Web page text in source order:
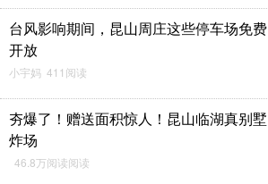
台风影响期间，昆山周庄这些停车场免费
开放
小宇妈 411阅读
夯爆了！赠送面积惊人！昆山临湖真别墅
炸场
46.8万阅读阅读